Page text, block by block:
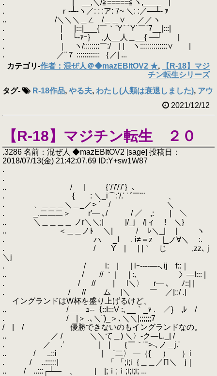
. | __,＼/≧=====≦ヽ,____ |
. ｒ‐┴‐ヽ／: : :ア: 7~ ＼: :／―┴‐ ｧ
.. /＼＼＼＿∠ /＿＿∨ ／／ヽ
. | |:::|___{￣｀`Y⌒Y´￣`7__|:::|
. l └‐ｧｰ} ,人__人＿__{ ―┘ |
. ｜ ヽ/::::::::￣:/ | | ヽ::::::::::::::∨ |
. ／¨７ :::::::::::: ｛／| ...
カテゴリ-作者：混ぜ人＠◆mazEBItOV2 ★,
【R-18】マジ
チン転生シリーズ
タグ- R-18作品, やる夫, わたし(人類は衰退しました), アウ
2021/12/12
【R-18】マジチン転生 ２０
.3286 名前：混ぜ人 ◆mazEBItOV2 [sage] 投稿日：
2018/07/13(金) 21:42:07.69 ID:Y+sw1W87
.
.
.. / | ｛'/'/'/'/'｝､
. { : ＼_i⌒:'/.' ' ´￣¨¨ 、
. 、＿＿＿＼＿_／> ´ / ＼
. _.二二二＞ r'― ､/ / ／ ,: | ＼
.. ＼＿＿＿＿ ノr＼＼;| |/_j /|ィ ! ＼}
.. ＜＿＿ノﾄ ＼| / ﾚ＼_| | ヽ
. ハ _! . i≠＝z |_ノ∀＼ :.
. / Y | | |｀ じ ,zz､ j
＼j
. / l: | | lｰ----―-､ij f::｜
.. / // ｀ | | :､ 〉―!::: |
. / // | l＼〉 r― ､ ﾉ::| |
. / // ム |＼ ￣ ／|::/ .|
イングランドはW杯を盛り上げるけど、
.. / ＿＿ｭ--｛::I:::V :､__｀_ｧ . ／} ,ﾚ /
. / |＞ .､＼¨)_＞､＼＼|;;;;;;7
/ | / 優勝できないのもイングランドなの。
.. ／ / ＼＼て＿) ＼〉-ク―L._| /
. ／ .′ | | ｛￣｀¨¨>-､ノ＿j.'
.. / ..::i | ¨二〉 ―｛{ ） ｝i
. / ..::::::| 「 「;i;i｛＿＿／Π＼ j｜
.. / ..:::┌┴― 、 | |;ｉ;ｉ;i;i;i; ...